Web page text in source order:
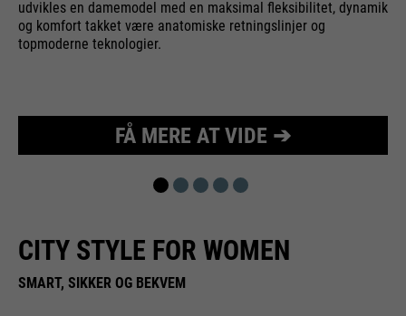
udvikles en damemodel med en maksimal fleksibilitet, dynamik
og komfort takket være anatomiske retningslinjer og
topmoderne teknologier.
FÅ MERE AT VIDE ➔
CITY STYLE FOR WOMEN
SMART, SIKKER OG BEKVEM